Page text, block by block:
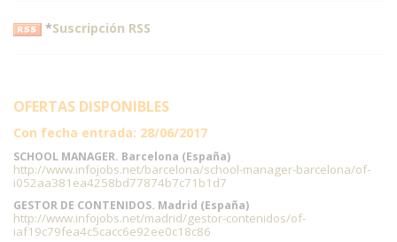
*Suscripción RSS
OFERTAS DISPONIBLES
Con fecha entrada: 28/06/2017
SCHOOL MANAGER. Barcelona (España)
http://www.infojobs.net/barcelona/school-manager-barcelona/of-
i052aa381ea4258bd77874b7c71b1d7
GESTOR DE CONTENIDOS. Madrid (España)
http://www.infojobs.net/madrid/gestor-contenidos/of-
iaf19c79fea4c5cacc6e92ee0c18c86